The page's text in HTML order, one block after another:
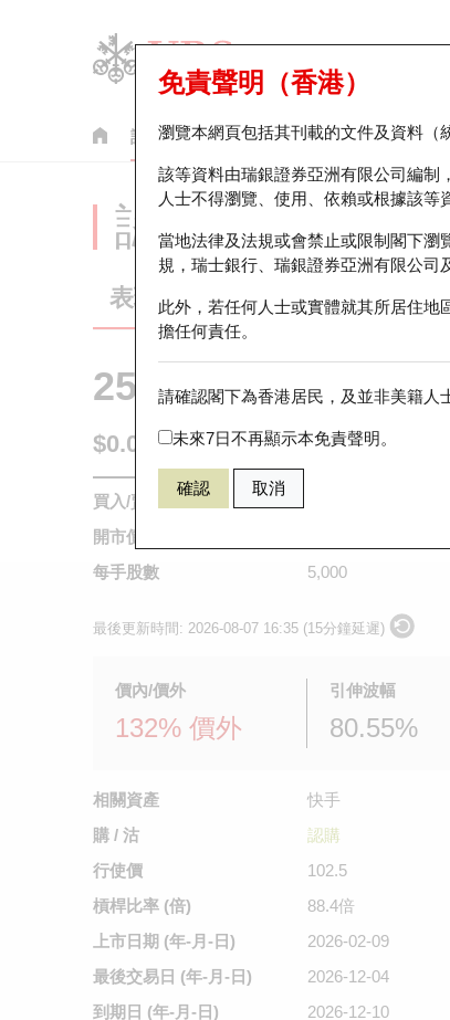
認股證 牛熊證 美股指數產品 輪證市
免責聲明（香港）
瀏覽本網頁包括其刊載的文件及資料（
該等資料由瑞銀證券亞洲有限公司編制
人士不得瀏覽、使用、依賴或根據該等
當地法律及法規或會禁止或限制閣下瀏
規，瑞士銀行、瑞銀證券亞洲有限公司
此外，若任何人士或實體就其所居住
擔任何責任。
請確認閣下為香港居民，及並非美籍人
未來7日不再顯示本免責聲明。
確認 取消
認股證分析儀
表現 街貨統計 比較
25758 瑞銀認購 1024
$0.01 即時
買入/賣出價
開市價
每手股數
5,000
最後更新時間: 2026-08-07 16:35 (15分鐘延遲)
價內/價外
132% 價外
引伸波幅
80.55%
相關資產
快手
購 / 沽
認購
行使價
102.5
槓桿比率 (倍)
88.4倍
上市日期 (年-月-日)
2026-02-09
最後交易日 (年-月-日)
2026-12-04
到期日 (年-月-日)
2026-12-10